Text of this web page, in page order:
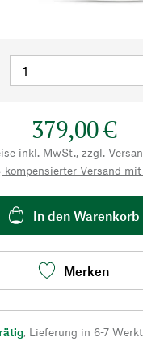
379,00 €
inkl. MwSt., zzgl.
kompensierter Versand mit
In den Warenkorb
Merken
, Lieferung in 6-7